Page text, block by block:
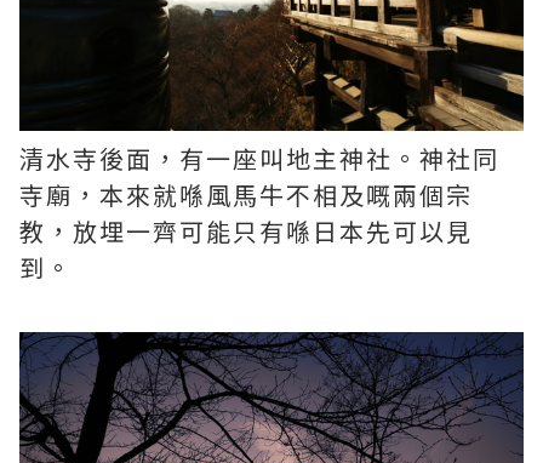
清水寺後面，有一座叫地主神社。神社同
寺廟，本來就喺風馬牛不相及嘅兩個宗
教，放埋一齊可能只有喺日本先可以見
到。